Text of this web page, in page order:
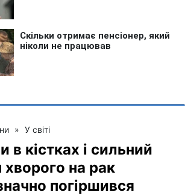
» У світі
в кістках і сильний
хворого на рак
погіршився